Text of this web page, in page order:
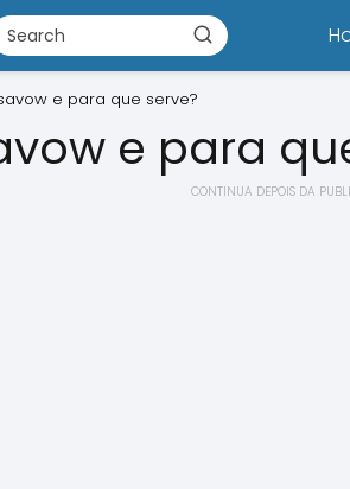
e para que serve?
e para
CONTINUA DEPOIS DA